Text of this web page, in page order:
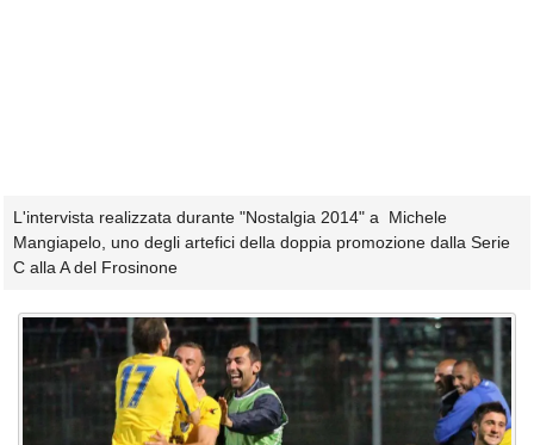
L'intervista realizzata durante "Nostalgia 2014" a Michele
Mangiapelo, uno degli artefici della doppia promozione dalla Serie
C alla A del Frosinone